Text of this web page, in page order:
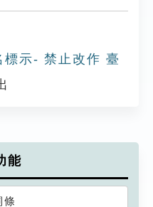
標示- 禁止改作 臺
能
條